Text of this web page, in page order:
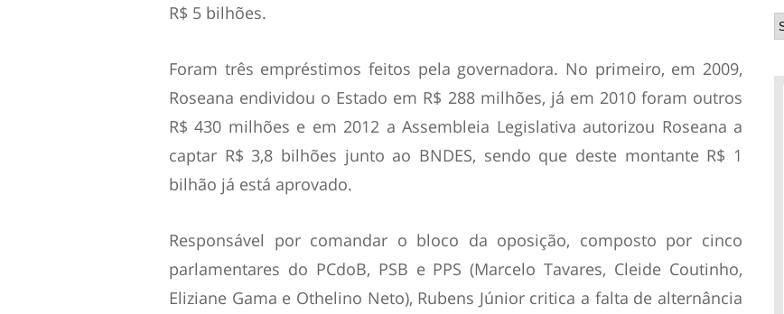
R$ 5 bilhões.
Foram três empréstimos feitos pela governadora. No primeiro, em 2009,
Roseana endividou o Estado em R$ 288 milhões, já em 2010 foram outros
R$ 430 milhões e em 2012 a Assembleia Legislativa autorizou Roseana a
captar R$ 3,8 bilhões junto ao BNDES, sendo que deste montante R$ 1
bilhão já está aprovado.
Responsável por comandar o bloco da oposição, composto por cinco
parlamentares do PCdoB, PSB e PPS (Marcelo Tavares, Cleide Coutinho,
Eliziane Gama e Othelino Neto), Rubens Júnior critica a falta de alternância